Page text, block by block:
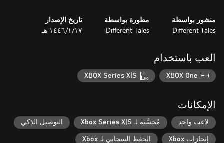
اختبر مزيجًا من سرد القصص المرئية وعناصر تقمص الأدوار
مخزونك، وإتقان المهارات الفريدة، والتنقل عبر نظام الحزن الداخلي -
دخولًا مشوقًا إلى هذا الكون الغني. بفضل الشروحات الفورية
للمفردات، والخطوط القابلة للتعديل، وسرعة النص القابلة للتخصيص،
منشور بواسطة
Different Tales
مطورة بواسطة
Different Tales
تاريخ الإصدار
١٧‏/١‏/١٤٤٦ هـ
العب باستخدام
XBOX One
XBOX Series X|S
الإمكانات
لاعب واحد مُحسَّنة لـ Xbox Series X|S التوصيل الذكي
إنجازات Xbox الحفظ السحابي لـ Xbox